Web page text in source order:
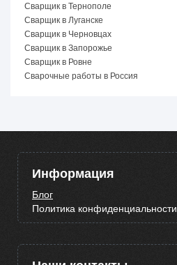
Сварщик в Тернополе
Сварщик в Луганске
Сварщик в Черновцах
Сварщик в Запорожье
Сварщик в Ровне
Сварочные работы в Россия
Информация
Блог
Политика конфиденциальности